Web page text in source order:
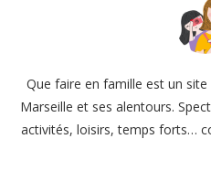
Que faire en famille est un
Marseille et ses alentours.
activités, loisirs, temps forts…